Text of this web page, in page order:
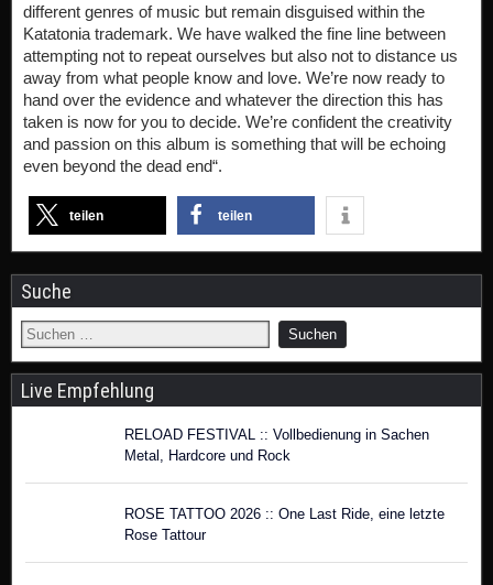
different genres of music but remain disguised within the
Katatonia trademark. We have walked the fine line between
attempting not to repeat ourselves but also not to distance us
away from what people know and love. We’re now ready to
hand over the evidence and whatever the direction this has
taken is now for you to decide. We’re confident the creativity
and passion on this album is something that will be echoing
even beyond the dead end“.
teilen teilen
Suche
Live Empfehlung
RELOAD FESTIVAL :: Vollbedienung in Sachen
Metal, Hardcore und Rock
ROSE TATTOO 2026 :: One Last Ride, eine letzte
Rose Tattour